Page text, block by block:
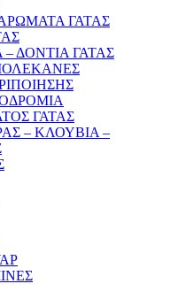
ΓΑΤΑΣ
– ΔΟΝΤΙΑ ΓΑΤΑΣ
ΓΑΤΑΣ
– ΚΛΟΥΒΙΑ –